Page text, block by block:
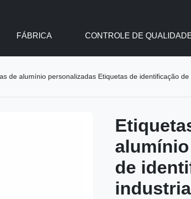
FÁBRICA CONTROLE DE
de alumínio personalizadas Etiquetas de identificação
de